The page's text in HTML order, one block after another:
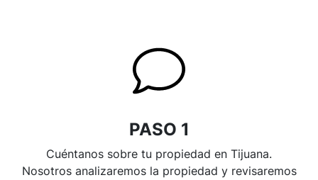
PASO 1
Cuéntanos sobre tu propiedad en Tijuana.
Nosotros analizaremos la propiedad y revisaremos